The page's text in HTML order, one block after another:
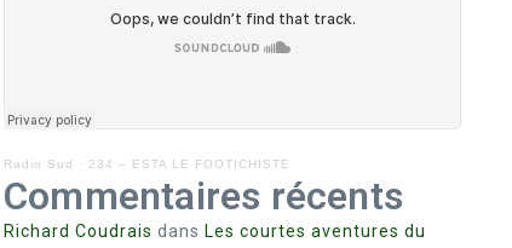
Radio Sud · 234 – ESTA LE FOOTICHISTE
Commentaires récents
Richard Coudrais dans Les courtes aventures du